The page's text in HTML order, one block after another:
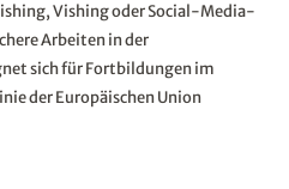
Vishing oder Social-Media-
Arbeiten in der
sich für Fortbildungen im
der Europäischen Union